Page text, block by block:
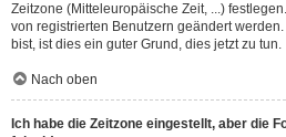
Zeitzone (Mitteleuropäische Zeit, ...)
von registrierten Benutzern geändert
bist, ist dies ein guter Grund, dies jetzt zu tun.
Nach oben
Ich habe die Zeitzone eingestellt, aber die